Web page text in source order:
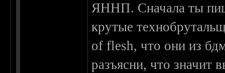
ЯННП. Сначала ты
крутые
of flesh, что они из
разъясни, что значит